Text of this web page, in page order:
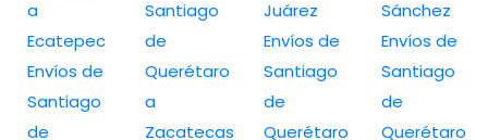
a
Ecatepec
Envíos de
Santiago
de
Santiago
de
Querétaro
a
Zacatecas
Juárez
Envíos de
Santiago
de
Querétaro
Sánchez
Envíos de
Santiago
de
Querétaro